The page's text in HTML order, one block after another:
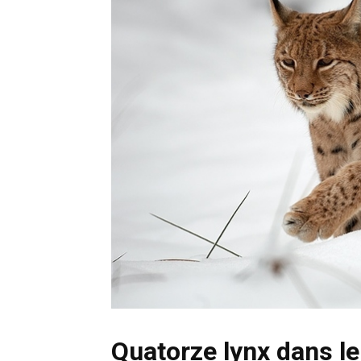
Quatorze lynx dans